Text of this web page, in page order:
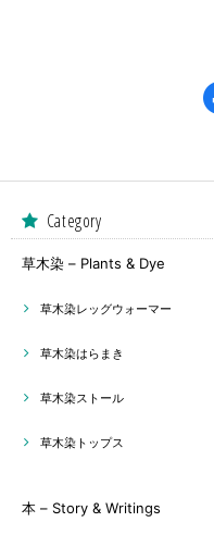
Category
草木染 – Plants & Dye
草木染レッグウォーマー
草木染はらまき
草木染ストール
草木染トップス
本 – Story & Writings